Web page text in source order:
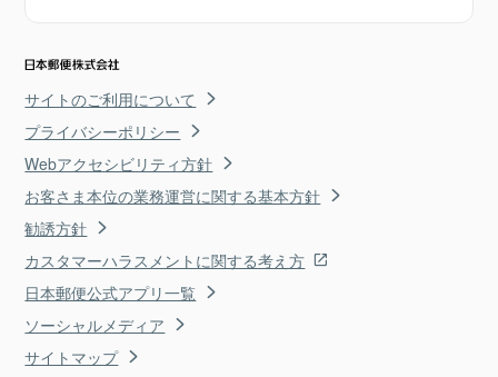
サイトのご利用について
プライバシーポリシー
Webアクセシビリティ方針
お客さま本位の業務運営に関する基本方針
勧誘方針
カスタマーハラスメントに関する考え方
日本郵便公式アプリ一覧
ソーシャルメディア
サイトマップ